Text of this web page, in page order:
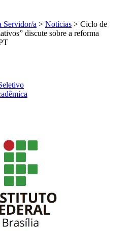
Servidor/a > Notícias > Ciclo de
discute sobre a reforma